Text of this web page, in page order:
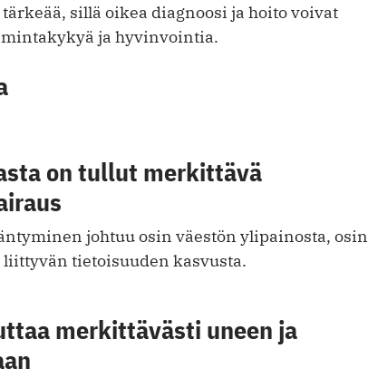
sillä oikea diagnoosi ja hoito voivat
ja hyvinvointia.
on tullut merkittävä
johtuu osin väestön ylipainosta, osin
tietoisuuden kasvusta.
merkittävästi uneen ja